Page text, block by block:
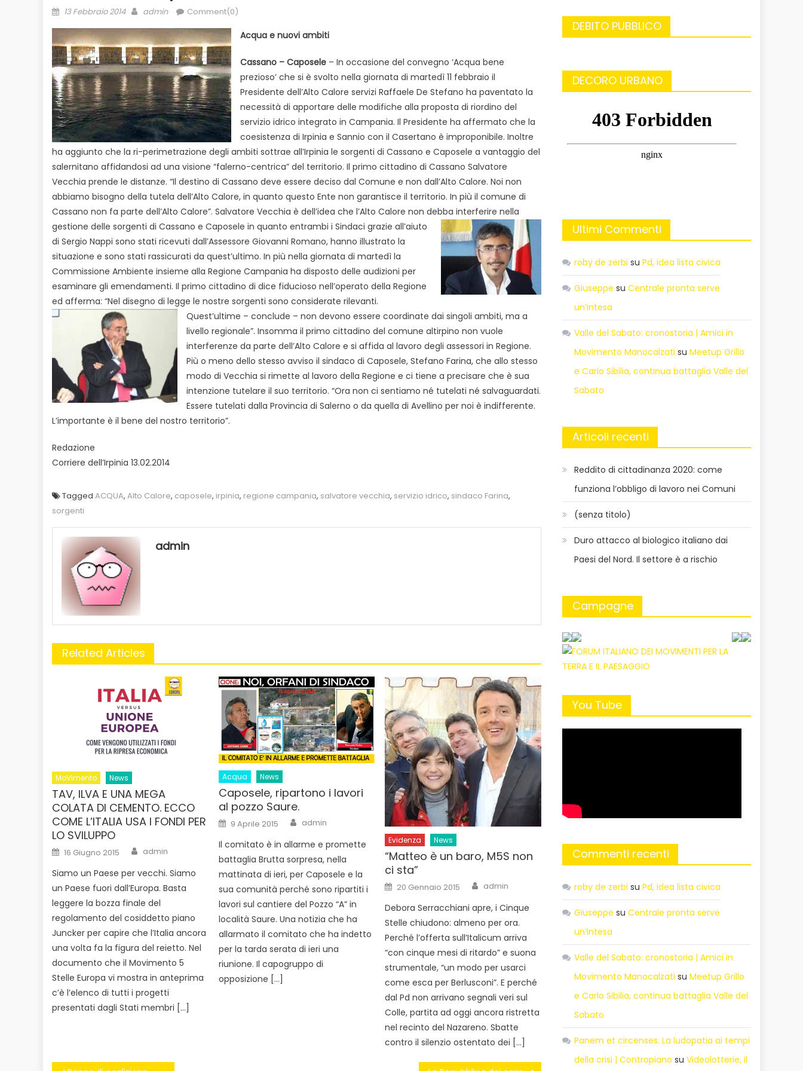
Posted
13 Febbraio 2014 Author
admin Comment(0)
Acqua e nuovi ambiti
Cassano – Caposele – In occasione del convegno ‘Acqua bene
prezioso’ che si è svolto nella giornata di martedì 11 febbraio il
Presidente dell’Alto Calore servizi Raffaele De Stefano ha paventato la
necessità di apportare delle modifiche alla proposta di riordino del
servizio idrico integrato in Campania. Il Presidente ha affermato che la
coesistenza di Irpinia e Sannio con il Casertano è improponibile. Inoltre
ha aggiunto che la ri-perimetrazione degli ambiti sottrae all’Irpinia le sorgenti di Cassano e Caposele a vantaggio del
salernitano affidandosi ad una visione “falerno-centrica” del territorio. Il primo cittadino di Cassano Salvatore
Vecchia prende le distanze. “Il destino di Cassano deve essere deciso dal Comune e non dall’Alto Calore. Noi non
abbiamo bisogno della tutela dell’Alto Calore, in quanto questo Ente non garantisce il territorio. In più il comune di
Cassano non fa parte dell’Alto Calore”. Salvatore Vecchia è dell’idea che l’Alto Calore non debba interferire nella
gestione delle sorgenti di Cassano e Caposele in quanto entrambi i Sindaci grazie all’aiuto
di Sergio Nappi sono stati ricevuti dall’Assessore Giovanni Romano, hanno illustrato la
situazione e sono stati rassicurati da quest’ultimo. In più nella giornata di martedì la
Commissione Ambiente insieme alla Regione Campania ha disposto delle audizioni per
esaminare gli emendamenti. Il primo cittadino di dice fiducioso nell’operato della Regione
ed afferma: “Nel disegno di legge le nostre sorgenti sono considerate rilevanti.
Quest’ultime – conclude – non devono essere coordinate dai singoli ambiti, ma a
livello regionale”. Insomma il primo cittadino del comune altirpino non vuole
interferenze da parte dell’Alto Calore e si affida al lavoro degli assessori in Regione.
Più o meno dello stesso avviso il sindaco di Caposele, Stefano Farina, che allo stesso
modo di Vecchia si rimette al lavoro della Regione e ci tiene a precisare che è sua
intenzione tutelare il suo territorio. “Ora non ci sentiamo né tutelati né salvaguardati.
Essere tutelati dalla Provincia di Salerno o da quella di Avellino per noi è indifferente.
L’importante è il bene del nostro territorio”.
Redazione
Corriere dell’Irpinia 13.02.2014
Tagged ACQUA, Alto Calore, caposele, irpinia, regione campania, salvatore vecchia, servizio idrico, sindaco Farina,
sorgenti
admin
Related Articles
MoVimento News
TAV, ILVA E UNA MEGA
COLATA DI CEMENTO. ECCO
COME L’ITALIA USA I FONDI PER
LO SVILUPPO
Posted
on
16 Giugno 2015 Author
admin
Siamo un Paese per vecchi. Siamo
un Paese fuori dall’Europa. Basta
leggere la bozza finale del
regolamento del cosiddetto piano
Juncker per capire che l’Italia ancora
una volta fa la figura del reietto. Nel
documento che il Movimento 5
Stelle Europa vi mostra in anteprima
c’è l’elenco di tutti i progetti
presentati dagli Stati membri […]
Acqua News
Caposele, ripartono i lavori
al pozzo Saure.
Posted
on
9 Aprile 2015 Author
admin
Il comitato è in allarme e promette
battaglia Brutta sorpresa, nella
mattinata di ieri, per Caposele e la
sua comunità perché sono ripartiti i
lavori sul cantiere del Pozzo “A” in
località Saure. Una notizia che ha
allarmato il comitato che ha indetto
per la tarda serata di ieri una
riunione. Il capogruppo di
opposizione […]
Evidenza News
“Matteo è un baro, M5S non
ci sta”
Posted
on
20 Gennaio 2015 Author
admin
Debora Serracchiani apre, i Cinque
Stelle chiudono: almeno per ora.
Perché l’offerta sull’Italicum arriva
“con cinque mesi di ritardo” e suona
strumentale, “un modo per usarci
come esca per Berlusconi”. E perché
dal Pd non arrivano segnali veri sul
Colle, partita ad oggi ancora ristretta
nel recinto del Nazareno. Sbatte
contro il silenzio ostentato dei […]
DEBITO PUBBLICO
DECORO URBANO
Ultimi Commenti
roby de zerbi suPd, idea lista civica
Giuseppe suCentrale pronta serve
un’intesa
Valle del Sabato: cronostoria | Amici in
Movimento Manocalzati suMeetup Grillo
e Carlo Sibilia, continua battaglia Valle del
Sabato
Articoli recenti
Reddito di cittadinanza 2020: come
funziona l’obbligo di lavoro nei Comuni
(senza titolo)
Duro attacco al biologico italiano dai
Paesi del Nord. Il settore è a rischio
Campagne
You Tube
Commenti recenti
roby de zerbi suPd, idea lista civica
Giuseppe suCentrale pronta serve
un’intesa
Valle del Sabato: cronostoria | Amici in
Movimento Manocalzati suMeetup Grillo
e Carlo Sibilia, continua battaglia Valle del
Sabato
Panem et circenses. La ludopatia ai tempi
della crisi | Contropiano suVideolotterie, il